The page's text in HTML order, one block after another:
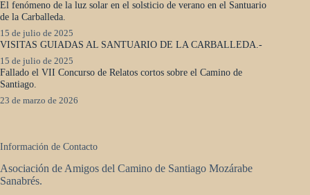
El fenómeno de la luz solar en el solsticio de verano en el Santuario
de la Carballeda.
15 de julio de 2025
VISITAS GUIADAS AL SANTUARIO DE LA CARBALLEDA.-
15 de julio de 2025
Fallado el VII Concurso de Relatos cortos sobre el Camino de
Santiago.
23 de marzo de 2026
Información de Contacto
Asociación de Amigos del Camino de Santiago Mozárabe
Sanabrés.